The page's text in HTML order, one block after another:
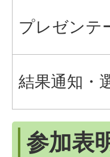
プレゼンテ
結果通知・
参加表